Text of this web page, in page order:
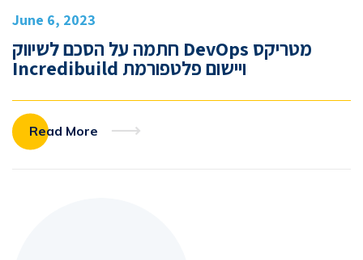
June 6, 2023
מטריקס DevOps חתמה על הסכם לשיווק
ויישום פלטפורמת Incredibuild
Read More